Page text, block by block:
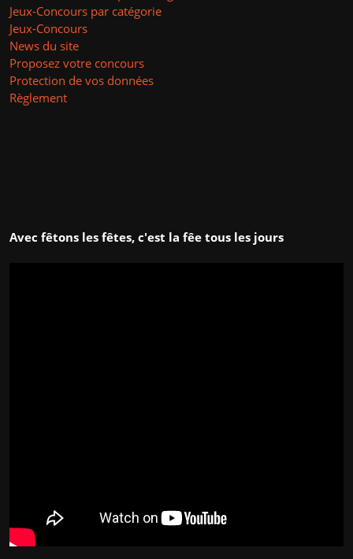
Jeux-Concours par catégorie
Jeux-Concours
News du site
Proposez votre concours
Protection de vos données
Règlement
Avec fêtons les fêtes, c'est la fêe tous les jours